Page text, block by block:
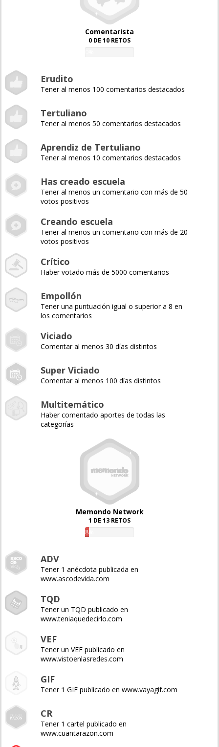
Comentarista
0 DE 10 RETOS
Erudito
Tener al menos 100 comentarios destacados
Tertuliano
Tener al menos 50 comentarios destacados
Aprendiz de Tertuliano
Tener al menos 10 comentarios destacados
Has creado escuela
Tener al menos un comentario con más de 50
votos positivos
Creando escuela
Tener al menos un comentario con más de 20
votos positivos
Crítico
Haber votado más de 5000 comentarios
Empollón
Tener una puntuación igual o superior a 8 en
los comentarios
Viciado
Comentar al menos 30 días distintos
Super Viciado
Comentar al menos 100 días distintos
Multitemático
Haber comentado aportes de todas las
categorías
Memondo Network
1 DE 13 RETOS
8%
ADV
Tener 1 anécdota publicada en
www.ascodevida.com
TQD
Tener un TQD publicado en
www.teniaquedecirlo.com
VEF
Tener un VEF publicado en
www.vistoenlasredes.com
GIF
Tener 1 GIF publicado en www.vayagif.com
CR
Tener 1 cartel publicado en
www.cuantarazon.com